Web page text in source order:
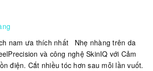
nam ưa thích nhất Nhẹ nhàng trên da
và công nghệ SkinIQ với Cảm
điện. Cắt nhiều tóc hơn sau mỗi lần vuốt.